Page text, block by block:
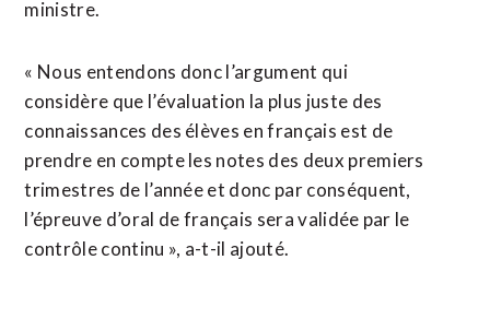
ministre.
« Nous entendons donc l’argument qui
considère que l’évaluation la plus juste des
connaissances des élèves en français est de
prendre en compte les notes des deux premiers
trimestres de l’année et donc par conséquent,
l’épreuve d’oral de français sera validée par le
contrôle continu », a-t-il ajouté.